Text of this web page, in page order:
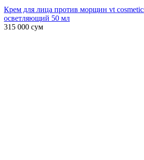
Крем для лица против морщин vt
осветляющий 50 мл
315 000 сум